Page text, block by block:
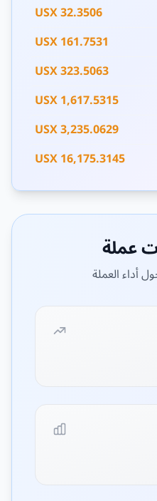
32.3506 USX
161.7531 USX
323.5063 USX
1,617.5315 USX
3,235.0629 USX
16,175.3145 USX
عملة
أداء العملة